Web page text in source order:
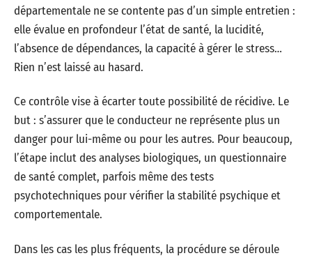
départementale ne se contente pas d’un simple entretien :
elle évalue en profondeur l’état de santé, la lucidité,
l’absence de dépendances, la capacité à gérer le stress…
Rien n’est laissé au hasard.
Ce contrôle vise à écarter toute possibilité de récidive. Le
but : s’assurer que le conducteur ne représente plus un
danger pour lui-même ou pour les autres. Pour beaucoup,
l’étape inclut des analyses biologiques, un questionnaire
de santé complet, parfois même des tests
psychotechniques pour vérifier la stabilité psychique et
comportementale.
Dans les cas les plus fréquents, la procédure se déroule